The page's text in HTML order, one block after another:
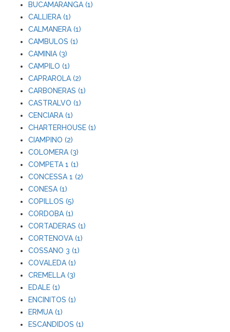
BUCAMARANGA (1)
CALLIERA (1)
CALMANERA (1)
CAMBULOS (1)
CAMINIA (3)
CAMPILO (1)
CAPRAROLA (2)
CARBONERAS (1)
CASTRALVO (1)
CENCIARA (1)
CHARTERHOUSE (1)
CIAMPINO (2)
COLOMERA (3)
COMPETA 1 (1)
CONCESSA 1 (2)
CONESA (1)
COPILLOS (5)
CORDOBA (1)
CORTADERAS (1)
CORTENOVA (1)
COSSANO 3 (1)
COVALEDA (1)
CREMELLA (3)
EDALE (1)
ENCINITOS (1)
ERMUA (1)
ESCANDIDOS (1)